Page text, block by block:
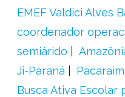
EMEF Valdici Alves
coordenador
semiárido
Ji-Paraná
Busca Ativa Escolar